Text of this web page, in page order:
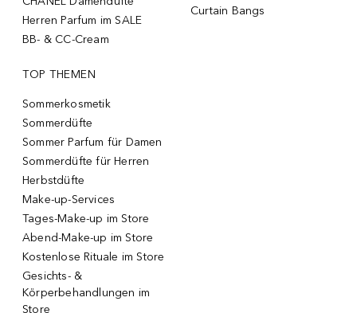
Herren Parfum im SALE
BB- & CC-Cream
Curtain Bangs
TOP THEMEN
Sommerkosmetik
Sommerdüfte
Sommer Parfum für Damen
Sommerdüfte für Herren
Herbstdüfte
Make-up-Services
Tages-Make-up im Store
Abend-Make-up im Store
Kostenlose Rituale im Store
Gesichts- &
Körperbehandlungen im
Store